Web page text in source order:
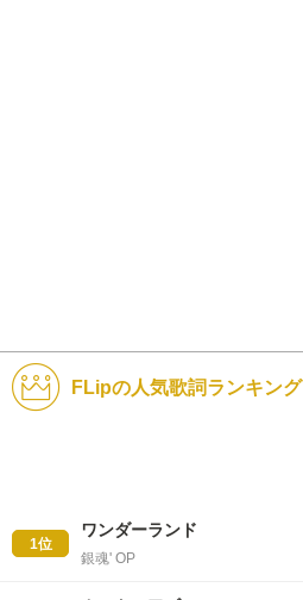
FLipの人気歌詞ランキング
1位
ワンダーランド
銀魂' OP